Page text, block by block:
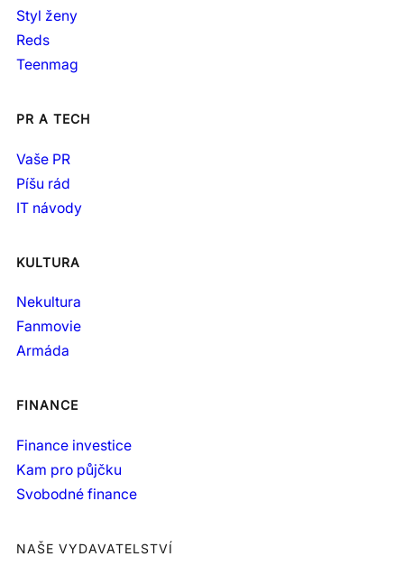
Styl ženy
Reds
Teenmag
PR A TECH
Vaše PR
Píšu rád
IT návody
KULTURA
Nekultura
Fanmovie
Armáda
FINANCE
Finance investice
Kam pro půjčku
Svobodné finance
NAŠE VYDAVATELSTVÍ